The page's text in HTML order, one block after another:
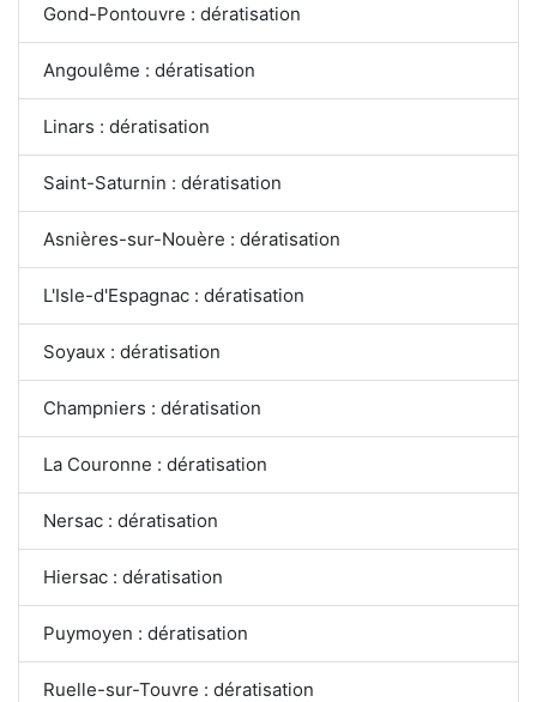
Gond-Pontouvre : dératisation
Angoulême : dératisation
Linars : dératisation
Saint-Saturnin : dératisation
Asnières-sur-Nouère : dératisation
L'Isle-d'Espagnac : dératisation
Soyaux : dératisation
Champniers : dératisation
La Couronne : dératisation
Nersac : dératisation
Hiersac : dératisation
Puymoyen : dératisation
Ruelle-sur-Touvre : dératisation